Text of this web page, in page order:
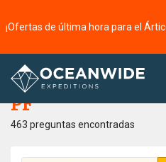
Página principal
PF
463 preguntas encontradas